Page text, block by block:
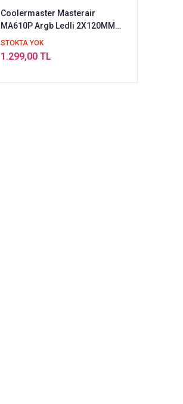
Coolermaster Masterair
MA610P Argb Ledli 2X120MM
Fanlı Soğutucu (OUTLET)
STOKTA YOK
1.299,00 TL